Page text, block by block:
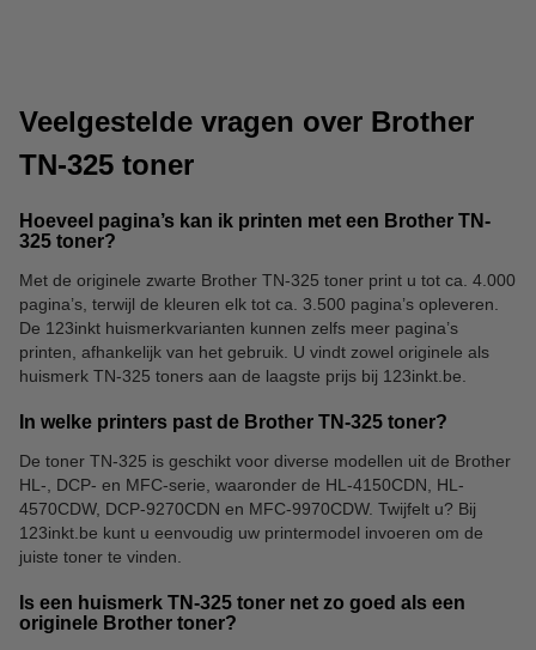
Veelgestelde vragen over Brother
TN-325 toner
Hoeveel pagina’s kan ik printen met een Brother TN-
325 toner?
Met de originele zwarte Brother TN-325 toner print u tot ca. 4.000
pagina’s, terwijl de kleuren elk tot ca. 3.500 pagina’s opleveren.
De 123inkt huismerkvarianten kunnen zelfs meer pagina’s
printen, afhankelijk van het gebruik. U vindt zowel originele als
huismerk TN-325 toners aan de laagste prijs bij 123inkt.be.
In welke printers past de Brother TN-325 toner?
De toner TN-325 is geschikt voor diverse modellen uit de Brother
HL-, DCP- en MFC-serie, waaronder de HL-4150CDN, HL-
4570CDW, DCP-9270CDN en MFC-9970CDW. Twijfelt u? Bij
123inkt.be kunt u eenvoudig uw printermodel invoeren om de
juiste toner te vinden.
Is een huismerk TN-325 toner net zo goed als een
originele Brother toner?